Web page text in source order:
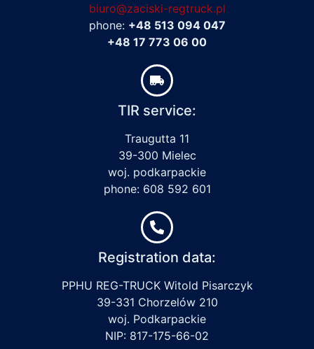
biuro@zaciski-regtruck.pl
phone: +48 513 094 047
+48 17 773 06 00
TIR service:
Traugutta 11
39-300 Mielec
woj. podkarpackie
phone: 608 592 601
Registration data:
PPHU REG-TRUCK Witold Pisarczyk
39-331 Chorzelów 210
woj. Podkarpackie
NIP: 817-175-66-02